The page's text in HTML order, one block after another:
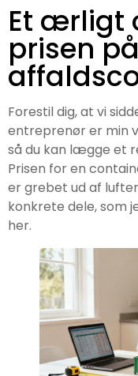
Et ærligt
prisen
Forestil dig, at vi
entreprenør er min
så du kan lægge et
Prisen for en
er grebet ud af
konkrete dele, som
her.